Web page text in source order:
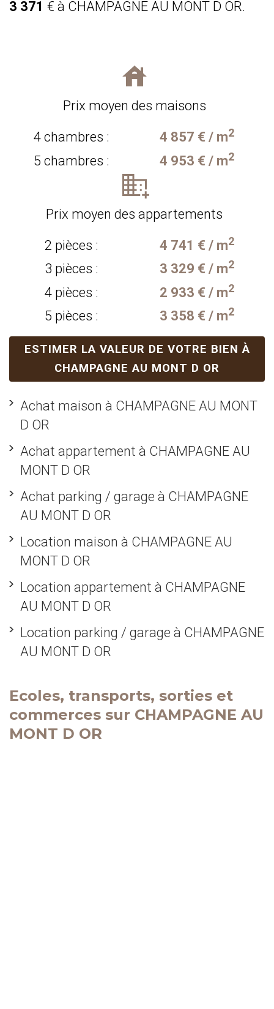
3 371 € à CHAMPAGNE AU MONT D OR.
Prix moyen des maisons
4 chambres : 4 857 € / m2
5 chambres : 4 953 € / m2
Prix moyen des appartements
2 pièces : 4 741 € / m2
3 pièces : 3 329 € / m2
4 pièces : 2 933 € / m2
5 pièces : 3 358 € / m2
ESTIMER LA VALEUR DE VOTRE BIEN À
CHAMPAGNE AU MONT D OR
Achat maison à CHAMPAGNE AU MONT
D OR
Achat appartement à CHAMPAGNE AU
MONT D OR
Achat parking / garage à CHAMPAGNE
AU MONT D OR
Location maison à CHAMPAGNE AU
MONT D OR
Location appartement à CHAMPAGNE
AU MONT D OR
Location parking / garage à CHAMPAGNE
AU MONT D OR
Ecoles, transports, sorties et
commerces sur CHAMPAGNE AU
MONT D OR